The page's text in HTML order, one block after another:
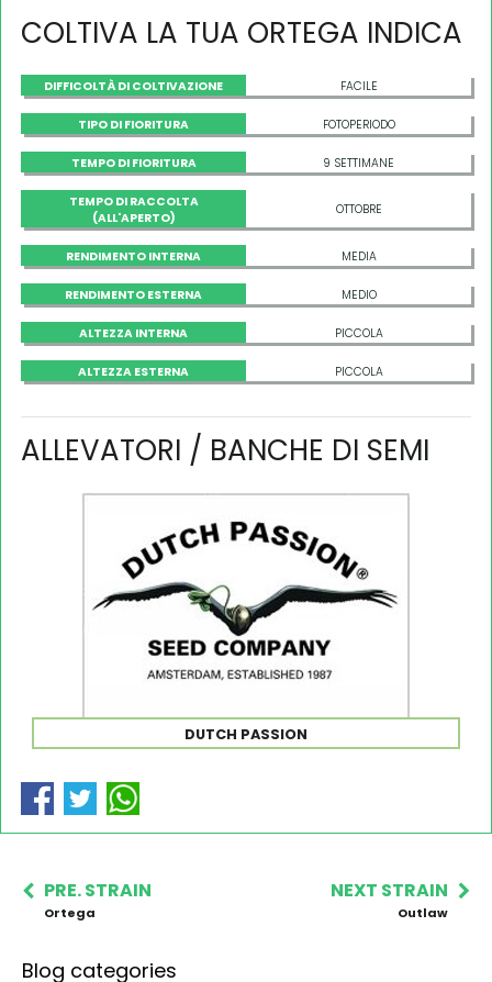
COLTIVA LA TUA ORTEGA INDICA
DIFFICOLTÀ DI COLTIVAZIONE FACILE
TIPO DI FIORITURA FOTOPERIODO
TEMPO DI FIORITURA 9 SETTIMANE
TEMPO DI RACCOLTA
(ALL'APERTO)
OTTOBRE
RENDIMENTO INTERNA MEDIA
RENDIMENTO ESTERNA MEDIO
ALTEZZA INTERNA PICCOLA
ALTEZZA ESTERNA PICCOLA
ALLEVATORI / BANCHE DI SEMI
DUTCH PASSION
PRE. STRAIN
Ortega
NEXT STRAIN
Outlaw
Blog categories